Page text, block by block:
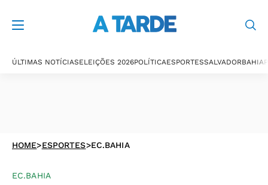
ÚLTIMAS NOTÍCIASELEIÇÕES 2026POLÍTICAESPORTESSALVADORBAHIA
HOME>ESPORTES>EC.BAHIA
EC.BAHIA